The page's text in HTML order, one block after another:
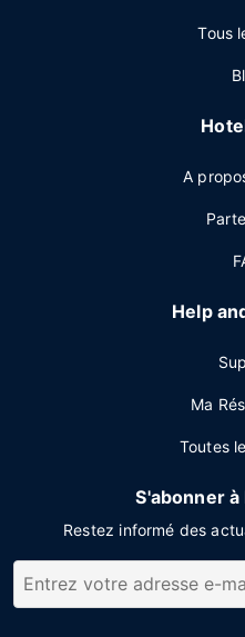
Tous
A
Help
Ma
Toutes
S'abonner
Restez informé des